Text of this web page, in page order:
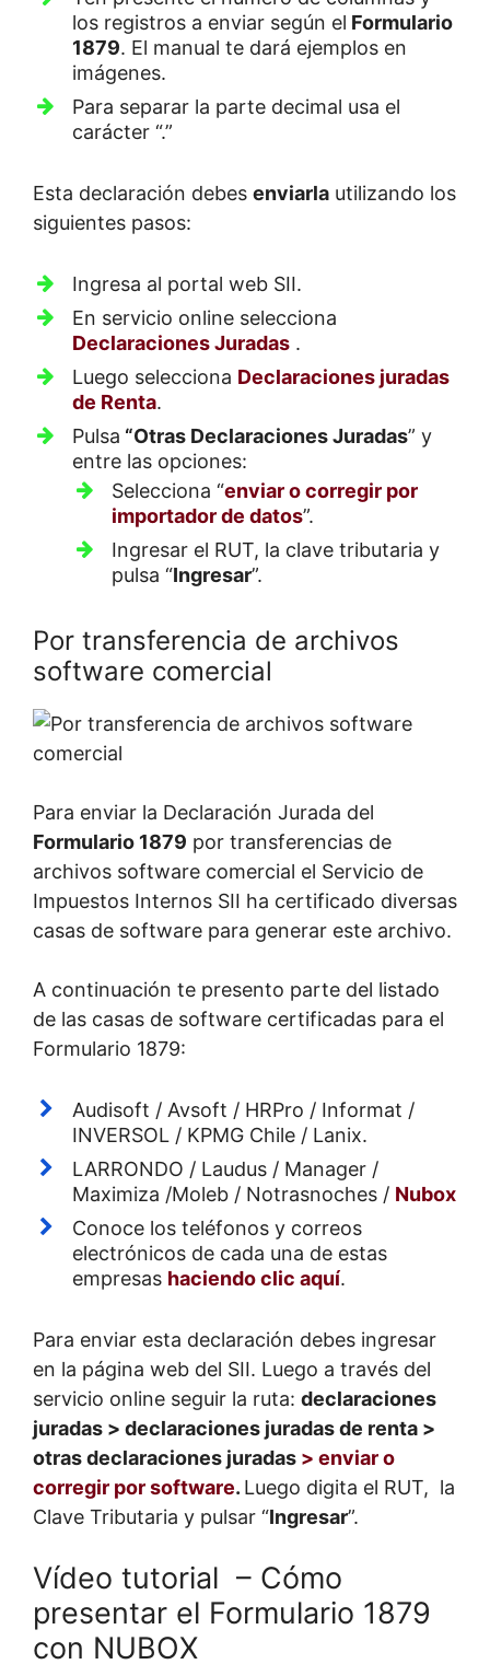
los registros a enviar según el Formulario
1879. El manual te dará ejemplos en
imágenes.
Para separar la parte decimal usa el
carácter “.”
Esta declaración debes enviarla utilizando los
siguientes pasos:
Ingresa al portal web SII.
En servicio online selecciona
Declaraciones Juradas .
Luego selecciona Declaraciones juradas
de Renta.
Pulsa “Otras Declaraciones Juradas” y
entre las opciones:
Selecciona “enviar o corregir por
importador de datos”.
Ingresar el RUT, la clave tributaria y
pulsa “Ingresar”.
Por transferencia de archivos
software comercial
Para enviar la Declaración Jurada del
Formulario 1879 por transferencias de
archivos software comercial el Servicio de
Impuestos Internos SII ha certificado diversas
casas de software para generar este archivo.
A continuación te presento parte del listado
de las casas de software certificadas para el
Formulario 1879:
Audisoft / Avsoft / HRPro / Informat /
INVERSOL / KPMG Chile / Lanix.
LARRONDO / Laudus / Manager /
Maximiza /Moleb / Notrasnoches / Nubox
Conoce los teléfonos y correos
electrónicos de cada una de estas
empresas haciendo clic aquí.
Para enviar esta declaración debes ingresar
en la página web del SII. Luego a través del
servicio online seguir la ruta: declaraciones
juradas > declaraciones juradas de renta >
otras declaraciones juradas > enviar o
corregir por software. Luego digita el RUT, la
Clave Tributaria y pulsar “Ingresar”.
Vídeo tutorial – Cómo
presentar el Formulario 1879
con NUBOX